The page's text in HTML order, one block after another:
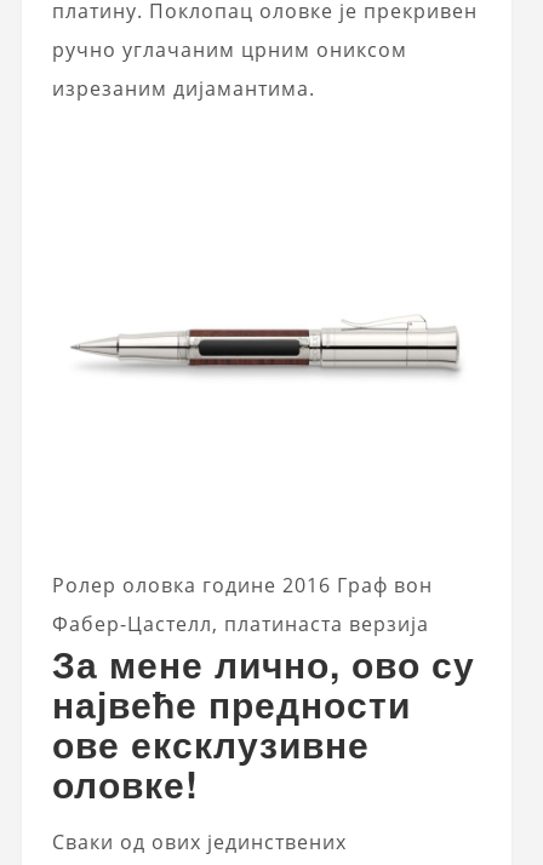
платину. Поклопац оловке је прекривен
ручно углачаним црним ониксом
изрезаним дијамантима.
Ролер оловка године 2016 Граф вон
Фабер-Цастелл, платинаста верзија
За мене лично, ово су
највеће предности
ове ексклузивне
оловке!
Сваки од ових јединствених